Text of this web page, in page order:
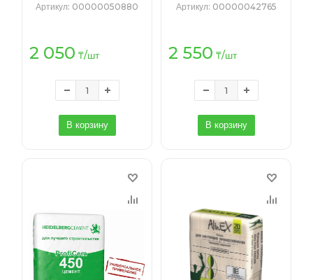
GF-17 25кг (56)
Артикул: 00000050880
2 050 ₸/шт
В корзину
(48)
Артикул: 00000042765
2 550 ₸/шт
В корзину